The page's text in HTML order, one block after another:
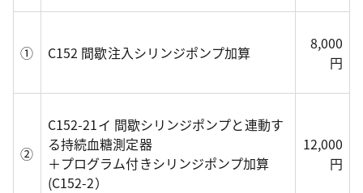
① C152 間歇注入シリンジポンプ加算
8,000
円
②
C152-21イ 間歇シリンジポンプと連動す
る持続血糖測定器
＋プログラム付きシリンジポンプ加算
(C152-2）
12,000
円